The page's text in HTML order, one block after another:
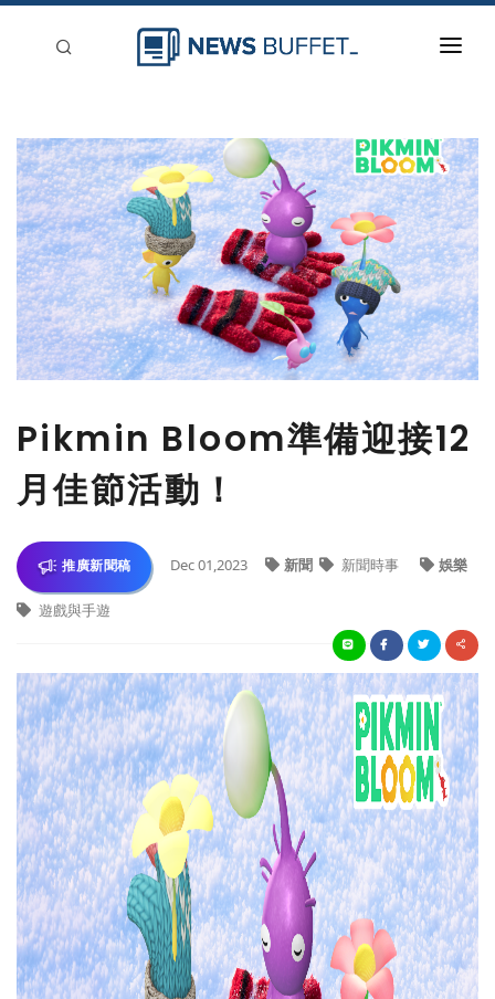
新聞稿分類
登入
刊登
Pikmin Bloom準備迎接12
月佳節活動！
推廣新聞稿 Dec 01,2023 新聞 新聞時事 娛樂
遊戲與手遊